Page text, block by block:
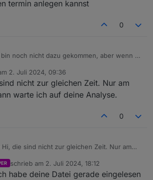
termin anlegen kannst
0
bin noch nicht dazu gekommen, aber wenn es
Wie gesagt, dasist alles
Wenn du ein catchAll event anlegst, wird
uhrzeiten für einen tag suchen..
mal 3 events an und schau ob er die richtig
die datenpunkte bekommst, wo du dann
2. Juli 2024, 09:36
von
nicht zur gleichen Zeit. Nur am
warte ich auf deine Analyse.
0
Hi, die sind nicht zur gleichen Zeit. Nur am
schrieb am 2. Juli 2024, 18:12
zuletzt editiert von
habe deine Datei gerade eingelesen